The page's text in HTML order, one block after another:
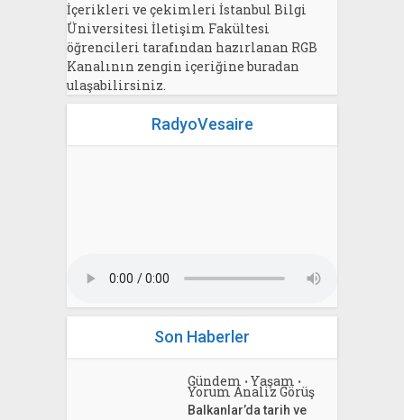
İçerikleri ve çekimleri İstanbul Bilgi
Üniversitesi İletişim Fakültesi
öğrencileri tarafından hazırlanan RGB
Kanalının zengin içeriğine buradan
ulaşabilirsiniz.
RadyoVesaire
Son Haberler
Gündem • Yaşam •
Yorum Analiz Görüş
Balkanlar’da tarih ve